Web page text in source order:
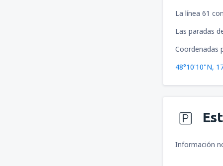
La línea 61
Las paradas
Coordenadas
48°10'10"N,
Información